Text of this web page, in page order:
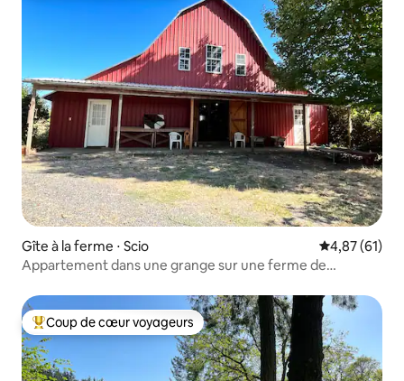
Gîte à la ferme ⋅ Scio Évaluation
4,87 (61)
Appartement dans une grange sur une ferme de
Coups de cœur voyageurs les plus appréciés
Coup de cœur voyageurs